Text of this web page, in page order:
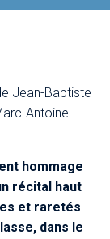
Jean-Baptiste
Antoine
hommage
récital haut
et raretés
dans le